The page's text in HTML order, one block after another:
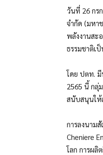
วันที่ 26 กร
จำกัด (มหา
พลังงานสะ
ธรรมชาติเ
โดย ปตท. มี
2565 นี้ กลุ่
สนับสนุนให้
การลงนาม
Cheniere
โลก การผลิ